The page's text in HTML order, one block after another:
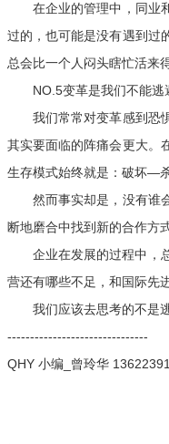
在企业的管理中，同业和
过的，也可能是没有遇到
总会比一个人闷头瞎忙活来
NO.5变革是我们不能逃
我们常常对变革感到恐惧
其实要面临的阵痛会更大。
生存模式始终就是：破坏—
然而事实却是，没有谁会
断地磨合中找到新的合作方
企业在发展的过程中，总
营还有哪些不足，和国际先
我们应该去思考的不是逃
-------------------------------
QHY 小编_曾玲华